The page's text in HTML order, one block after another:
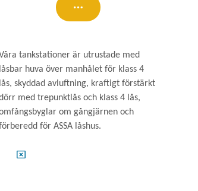
tankstationer är utrustade med
låsbar huva över manhålet för klass 4
lås, skyddad avluftning, kraftigt förstärkt
med trepunktlås och klass 4 lås,
om gångjärnen och
för ASSA låshus.